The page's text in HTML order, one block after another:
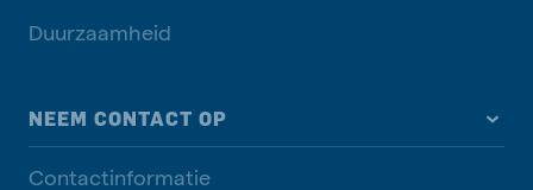
Duurzaamheid
NEEM CONTACT OP
Contactinformatie